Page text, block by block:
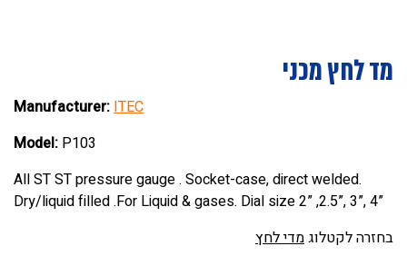
מד לחץ מכני
Manufacturer: ITEC
Model: P103
All ST ST pressure gauge . Socket-case, direct welded.
Dry/liquid filled .For Liquid & gases. Dial size 2” ,2.5”, 3”, 4”
בחזרה לקטלוגמדי לחץ